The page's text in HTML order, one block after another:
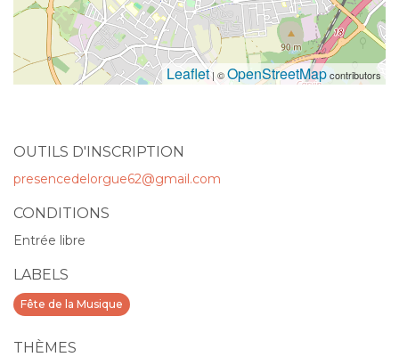
Leaflet| ©OpenStreetMapcontributors
OUTILS D'INSCRIPTION
presencedelorgue62@gmail.com
CONDITIONS
Entrée libre
LABELS
Fête de la Musique
THÈMES